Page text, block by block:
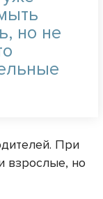
но не
При
взрослые, но